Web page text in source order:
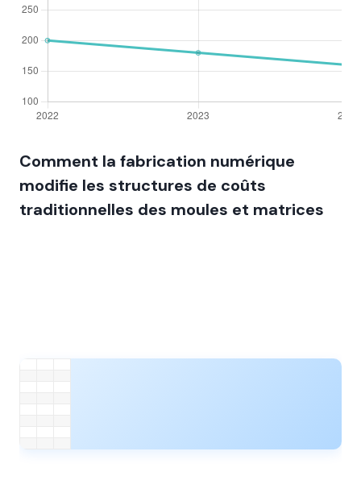
Comment la fabrication numérique
modifie les structures de coûts
traditionnelles des moules et matrices